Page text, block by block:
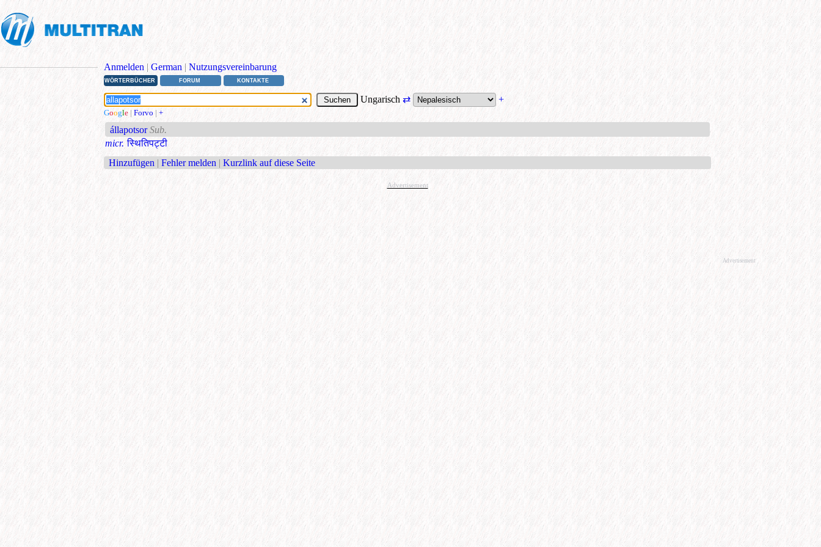
Anmelden | German | Nutzungsvereinbarung
WÖRTERBÜCHER FORUM KONTAKTE
Ungarisch ⇄ +
Google | Forvo | +
állapotsor Sub.
micr. स्थितिपट्टी
Hinzufügen | Fehler melden | Kurzlink auf diese Seite
Advertisement
Advertisement